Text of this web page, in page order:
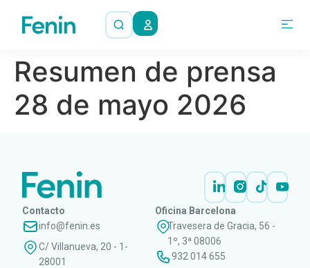
Resumen de prensa
28 de mayo 2026
Contacto
info@fenin.es
C/ Villanueva, 20 - 1-
28001
Oficina Barcelona
Travesera de Gracia, 56 -
1º, 3ª 08006
932 014 655